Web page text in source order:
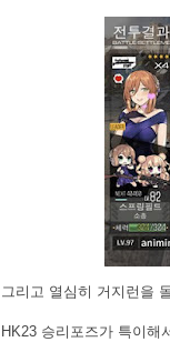
그리고 열심히 거지런을
HK23 승리포즈가 특이해